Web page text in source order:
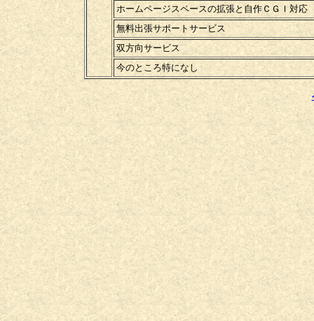
ホームページスペースの拡張と自作ＣＧＩ対応
無料出張サポートサービス
双方向サービス
今のところ特になし